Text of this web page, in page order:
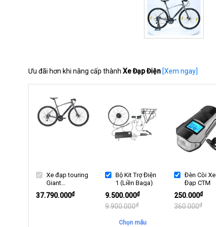
Ưu đãi hơn khi nâng cấp thành Xe Đạp Điện [Xem ngay]
Xe đạp touring
Giant
FASTROAD
ADVANCED 2
37.790.000₫
Bộ Kit Trợ Điện
1 (Liền Baga)
9.500.000₫
9.900.000₫
Chọn mẫu
Đèn Còi Xe
Đạp CTM
250.000₫
360.000₫